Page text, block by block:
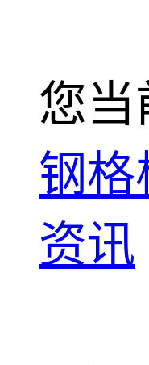
您当
钢格
资讯